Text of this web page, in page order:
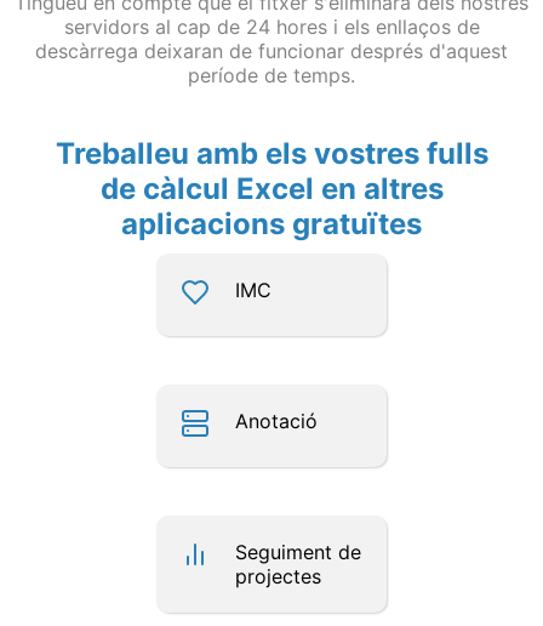
servidors al cap de 24 hores i els enllaços de
descàrrega deixaran de funcionar després d'aquest
període de temps.
Treballeu amb els vostres fulls
de càlcul Excel en altres
aplicacions gratuïtes
IMC
Anotació
Seguiment de
projectes